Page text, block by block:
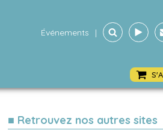
Événements |
■ Retrouvez nos autres sites